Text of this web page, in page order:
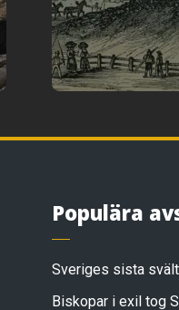
Populära
Sveriges sista
Biskopar i exil tog